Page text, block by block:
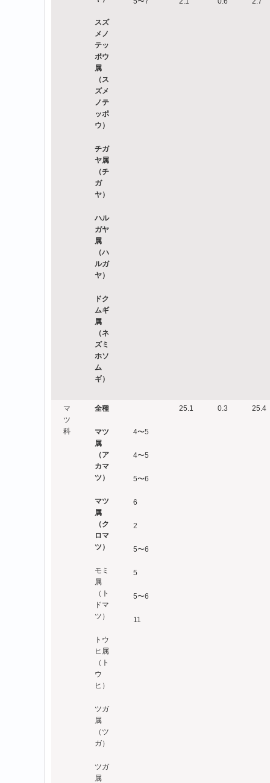
スズ
メノ
テッ
ポウ
属
（ス
ズメ
ノテ
ッポ
ウ）
チガ
ヤ属
（チ
ガ
ヤ）
ハル
ガヤ
属
（ハ
ルガ
ヤ）
ドク
ムギ
属
（ネ
ズミ
ホソ
ム
ギ）
マ
ツ
科
全種
マツ
属
（ア
カマ
ツ）
マツ
属
（ク
ロマ
ツ）
モミ
属
（ト
ドマ
ツ）
トウ
ヒ属
（ト
ウ
ヒ）
ツガ
属
（ツ
ガ）
ツガ
属
4〜5
4〜5
5〜6
6
2
5〜6
5
5〜6
11
25.1 0.3 25.4